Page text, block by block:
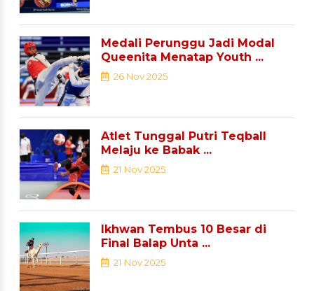
Medali Perunggu Jadi Modal
Queenita Menatap Youth ...
26 Nov 2025
Atlet Tunggal Putri Teqball
Melaju ke Babak ...
21 Nov 2025
Ikhwan Tembus 10 Besar di
Final Balap Unta ...
21 Nov 2025